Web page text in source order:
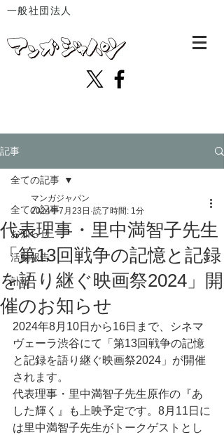
一般社団法人
記事
全ての記事
お知らせ
活動報告
訃報
全ての記事
代表理事・里中満智子先生
「第13回戦争の記憶と記録
を語り継ぐ映画祭2​​024」開
催のお知らせ
マンガジャパン
2024年7月23日 読了時間: 1分
2024年8月10日から16日まで、シネマ
ヴェーラ渋谷にて「第13回戦争の記憶
と記録を語り継ぐ映画祭2​​024」が開催
されます。
代表理事・里中満智子先生原作の『あ
した輝く』も上映予定です。8月11日に
は里中満智子先生がトークゲストとし